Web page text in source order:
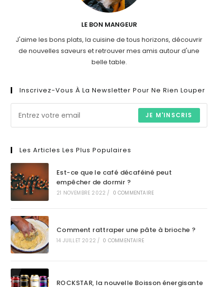
LE BON MANGEUR
J'aime les bons plats, la cuisine de tous horizons, découvrir
de nouvelles saveurs et retrouver mes amis autour d'une
belle table.
Inscrivez-Vous À La Newsletter Pour Ne Rien Louper
JE M'INSCRIS
Les Articles Les Plus Populaires
Est-ce que le café décaféiné peut
empêcher de dormir ?
21 NOVEMBRE 2022 / 0 COMMENTAIRE
Comment rattraper une pâte à brioche ?
14 JUILLET 2022 / 0 COMMENTAIRE
ROCKSTAR, la nouvelle Boisson énergisante